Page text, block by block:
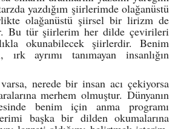
yazdığım şiirlerimde olağanüstü
olağanüstü şiirsel bir lirizm de
Bu tür şiirlerim her dilde çevirileri
okunabilecek şiirlerdir. Benim
ayrımı tanımayan insanlığın
nerede bir insan acı çekiyorsa
merhem olmuştur. Dünyanın
benim için anma programı
başka bir dilden okumalarına